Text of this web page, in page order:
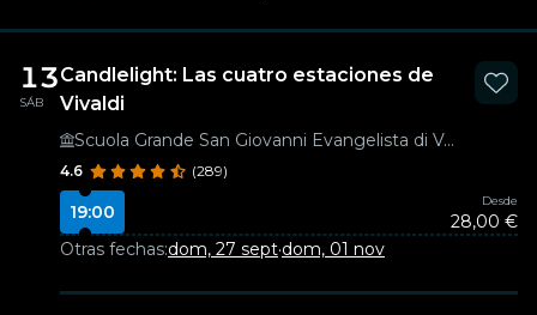
13
SÁB
Candlelight: Las cuatro estaciones de
Vivaldi
Scuola Grande San Giovanni Evangelista di Venezia
4.6 (289)
19:00
Desde
28,00 €
Otras fechas:dom, 27 sept·dom, 01 nov